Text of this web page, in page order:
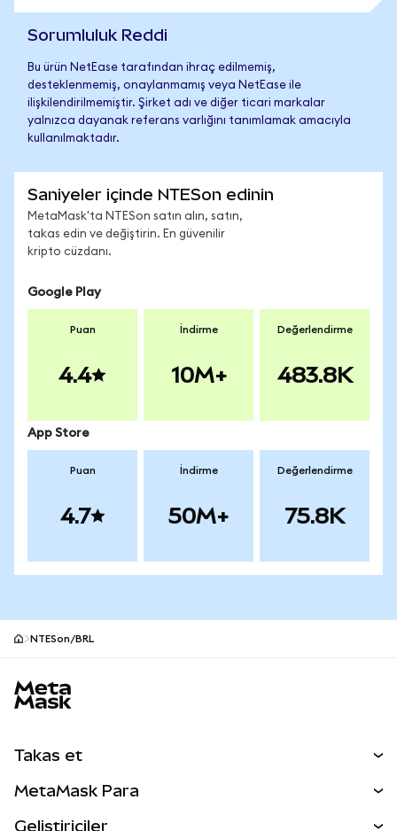
Sorumluluk Reddi
Bu ürün NetEase tarafından ihraç edilmemiş,
desteklenmemiş, onaylanmamış veya NetEase ile
ilişkilendirilmemiştir. Şirket adı ve diğer ticari markalar
yalnızca dayanak referans varlığını tanımlamak amacıyla
kullanılmaktadır.
Saniyeler içinde NTESon edinin
MetaMask'ta NTESon satın alın, satın,
takas edin ve değiştirin. En güvenilir
kripto cüzdanı.
Google Play
Puan
4.4
İndirme
10M+
Değerlendirme
483.8K
App Store
Puan
4.7
İndirme
50M+
Değerlendirme
75.8K
NTESon/BRL
Takas et
MetaMask Para
Geliştiriciler